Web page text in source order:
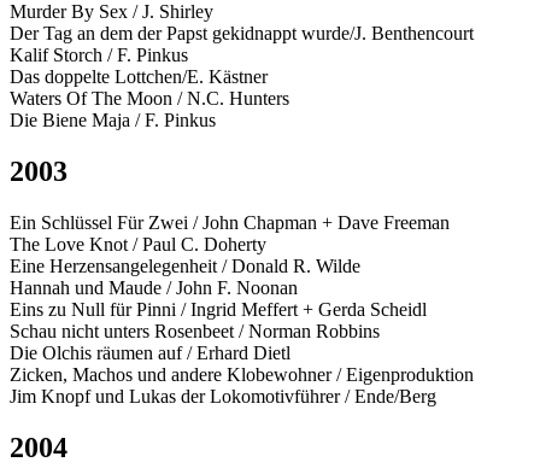
Murder By Sex / J. Shirley
Der Tag an dem der Papst gekidnappt wurde/J. Benthencourt
Kalif Storch / F. Pinkus
Das doppelte Lottchen/E. Kästner
Waters Of The Moon / N.C. Hunters
Die Biene Maja / F. Pinkus
2003
Ein Schlüssel Für Zwei / John Chapman + Dave Freeman
The Love Knot / Paul C. Doherty
Eine Herzensangelegenheit / Donald R. Wilde
Hannah und Maude / John F. Noonan
Eins zu Null für Pinni / Ingrid Meffert + Gerda Scheidl
Schau nicht unters Rosenbeet / Norman Robbins
Die Olchis räumen auf / Erhard Dietl
Zicken, Machos und andere Klobewohner / Eigenproduktion
Jim Knopf und Lukas der Lokomotivführer / Ende/Berg
2004